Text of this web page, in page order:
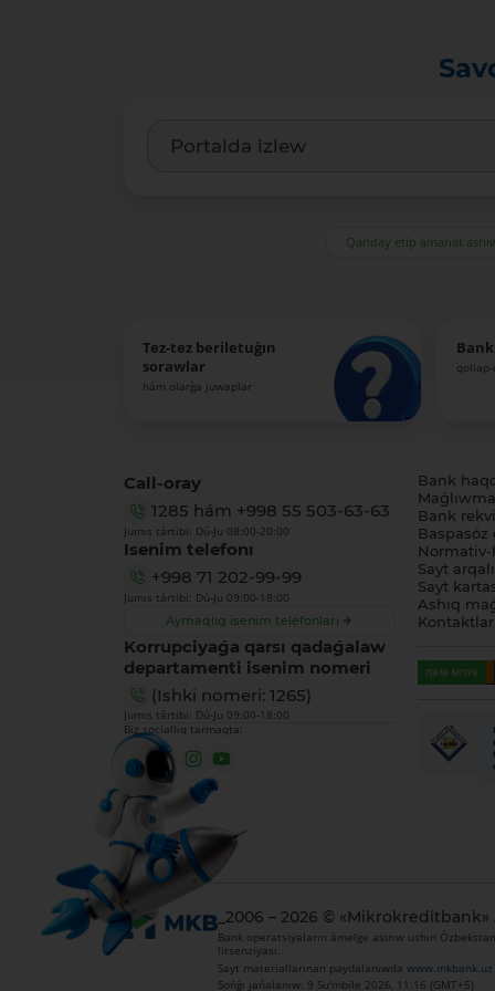
Qanday etip amanat
Tez-tez beriletuǵın
sorawlar
hám olarǵa juwaplar
Call-oray
1285 hám +998 55 503-63-63
Jumıs tártibi: Dú-Ju 08:00-20:00
Isenim telefonı
+998 71 202-99-99
Jumıs tártibi: Dú-Ju 09:00-18:00
Aymaqlıq isenim telefonları
Korrupciyaǵa qarsı qadaǵalaw
departamenti isenim nomeri
(Ishki nomeri: 1265)
Jumıs tártibi: Dú-Ju 09:00-18:00
Biz sociallıq tarmaqta:
Bank
Bank
Baspasóz
Normativ-
Sayt
Sayt
Ashıq
Kontaktlar
_2006 – 2026 © «Mikrokreditbank»
Bank operatsiyaların ámelge asırıw ushın
litsenziyası.
Sayt materiallarınan paydalanıwdawww.mkbank.uz
Sońǵı jańalanıw: 9 Su'mbile 2026, 11:16 (GMT+5)